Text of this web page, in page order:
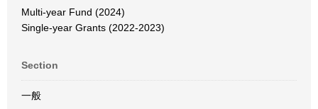
Multi-year Fund (2024)
Single-year Grants (2022-2023)
Section
一般